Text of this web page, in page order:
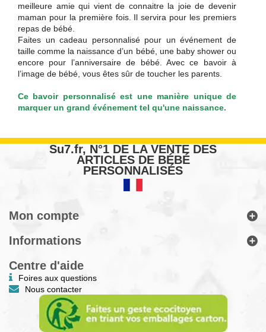
meilleure amie qui vient de connaitre la joie de devenir
maman pour la première fois. Il servira pour les premiers
repas de bébé.
Faites un cadeau personnalisé pour un événement de
taille comme la naissance d’un bébé, une baby shower ou
encore pour l’anniversaire de bébé. Avec ce bavoir à
l’image de bébé, vous êtes sûr de toucher les parents.
Ce bavoir personnalisé est une manière unique de
marquer un grand événement tel qu'une naissance.
Su7.fr, N°1 DE LA VENTE DES
ARTICLES DE BÉBÉ
PERSONNALISÉS
Mon compte
Informations
Centre d'aide
Foires aux questions
Nous contacter